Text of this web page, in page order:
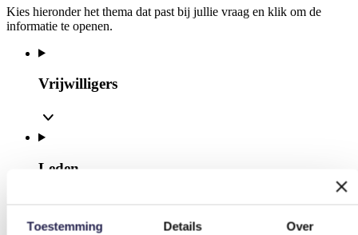
Toestemming Details Over
Kies hieronder het thema dat past bij jullie vraag en klik om de
informatie te openen.
Vrijwilligers
Leden